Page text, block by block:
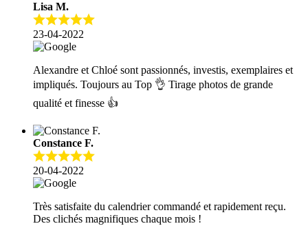
Lisa M.
23-04-2022
Alexandre et Chloé sont passionnés, investis, exemplaires et
impliqués. Toujours au Top 👌 Tirage photos de grande
qualité et finesse 👍
Constance F.
20-04-2022
Très satisfaite du calendrier commandé et rapidement reçu.
Des clichés magnifiques chaque mois !